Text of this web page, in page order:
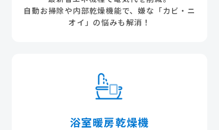
自動お掃除や内部乾燥機能で、嫌な「カビ・ニ
オイ」の悩みも解消！
浴室暖房乾燥機